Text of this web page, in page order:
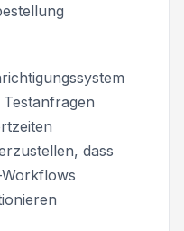
dass